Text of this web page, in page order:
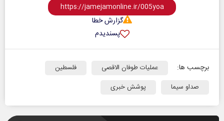
گزارش خطا
پسندیدم
برچسب ها: عملیات طوفان الاقصی
فلسطین
صداو سیما
پوشش خبری